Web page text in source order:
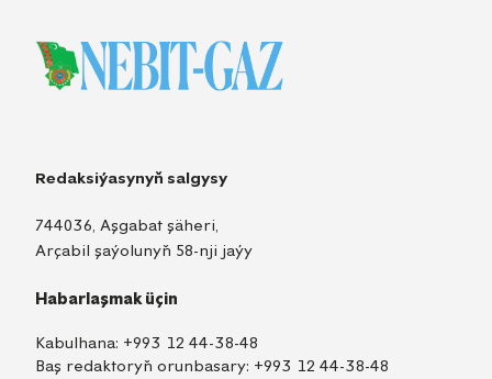
Redaksiýasynyň salgysy
744036, Aşgabat şäheri,
Arçabil şaýolunyň 58-nji jaýy
Habarlaşmak üçin
Kabulhana: +993 12 44-38-48
Baş redaktoryň orunbasary: +993 12 44-38-48